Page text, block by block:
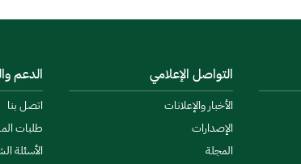
التواصل الإعلامي
الأخبار والإعلانات
الإصدارات
المجلة
الدعم
اتصل بنا
طلبات
الأسئلة